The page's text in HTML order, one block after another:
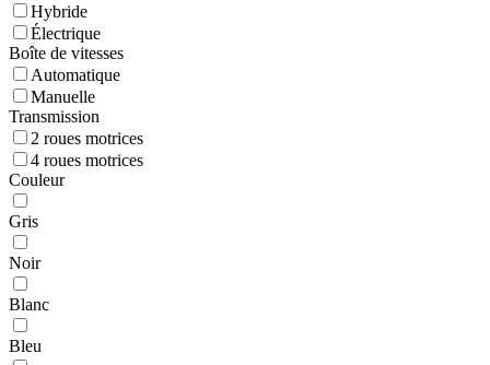
Hybride
Électrique
Boîte de vitesses
Automatique
Manuelle
Transmission
2 roues motrices
4 roues motrices
Couleur
Gris
Noir
Blanc
Bleu